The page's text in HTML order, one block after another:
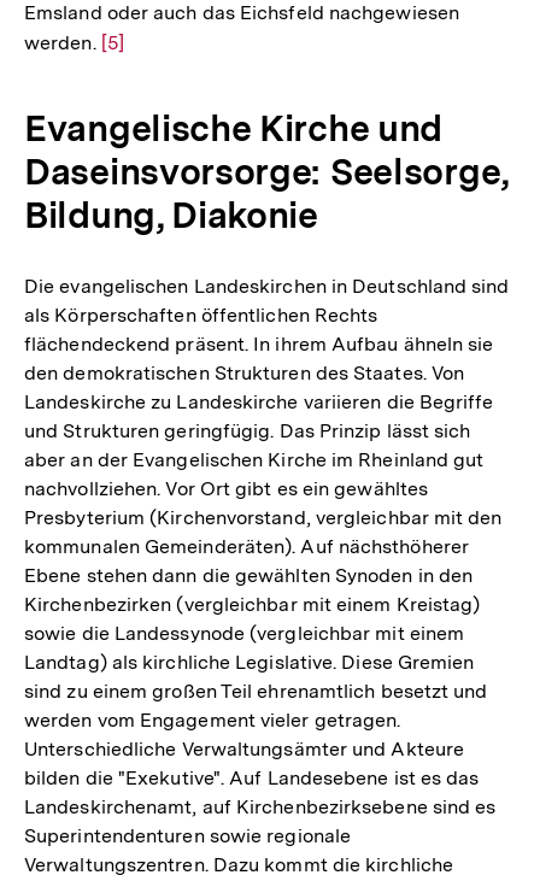
Emsland oder auch das Eichsfeld nachgewiesen
werden. Zur
Fußnote
[5]
Evangelische Kirche und
Daseinsvorsorge: Seelsorge,
Bildung, Diakonie
Die evangelischen Landeskirchen in Deutschland sind
als Körperschaften öffentlichen Rechts
flächendeckend präsent. In ihrem Aufbau ähneln sie
den demokratischen Strukturen des Staates. Von
Landeskirche zu Landeskirche variieren die Begriffe
und Strukturen geringfügig. Das Prinzip lässt sich
aber an der Evangelischen Kirche im Rheinland gut
nachvollziehen. Vor Ort gibt es ein gewähltes
Presbyterium (Kirchenvorstand, vergleichbar mit den
kommunalen Gemeinderäten). Auf nächsthöherer
Ebene stehen dann die gewählten Synoden in den
Kirchenbezirken (vergleichbar mit einem Kreistag)
sowie die Landessynode (vergleichbar mit einem
Landtag) als kirchliche Legislative. Diese Gremien
sind zu einem großen Teil ehrenamtlich besetzt und
werden vom Engagement vieler getragen.
Unterschiedliche Verwaltungsämter und Akteure
bilden die "Exekutive". Auf Landesebene ist es das
Landeskirchenamt, auf Kirchenbezirksebene sind es
Superintendenturen sowie regionale
Verwaltungszentren. Dazu kommt die kirchliche